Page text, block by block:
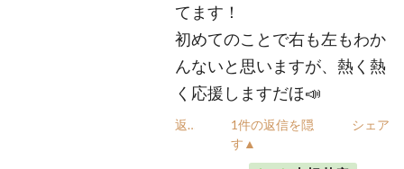
てます！
初めてのことで右も左もわか
んないと思いますが、熱く熱
く応援しますだほ📣
返信
1件の返信を隠
す▲
シェア